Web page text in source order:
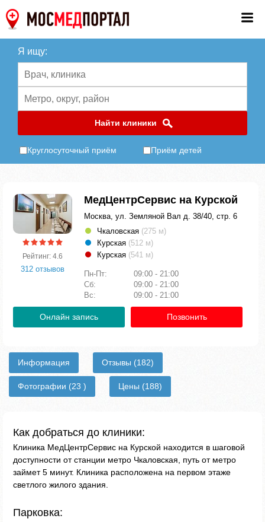
Я ищу:
Найти клиники
Круглосуточный приём Приём детей
Рейтинг: 4.6
312 отзывов
МедЦентрСервис на Курской
Москва, ул. Земляной Вал д. 38/40, стр. 6
Чкаловская (275 м)
Курская (512 м)
Курская (541 м)
Пн-Пт:
09:00 - 21:00
Сб:
09:00 - 21:00
Вс:
09:00 - 21:00
Онлайн запись Позвонить
Информация Отзывы (182)
Фотографии (23 ) Цены (188)
Как добраться до клиники:
Клиника МедЦентрСервис на Курской находится в шаговой
доступности от станции метро Чкаловская, путь от метро
займет 5 минут. Клиника расположена на первом этаже
светлого жилого здания.
Парковка: